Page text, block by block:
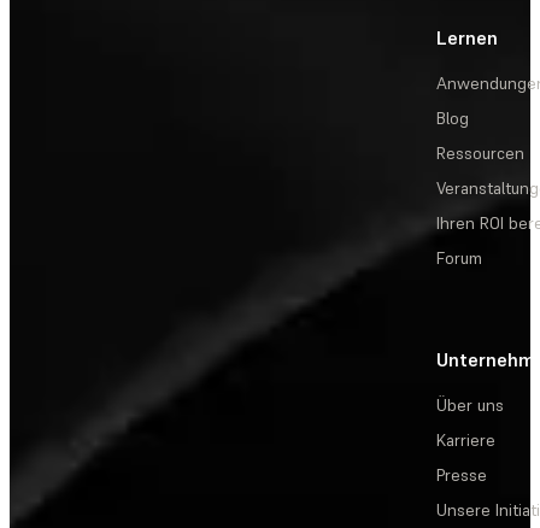
Lernen
Blog
Ressourcen
Ihren ROI
Forum
Über uns
Karriere
Presse
Unsere